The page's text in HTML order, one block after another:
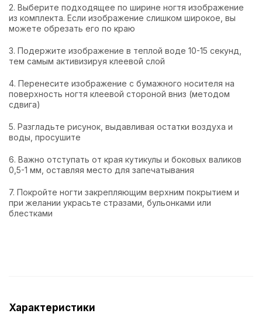
2. Выберите подходящее по ширине ногтя изображение
из комплекта. Если изображение слишком широкое, вы
можете обрезать его по краю
3. Подержите изображение в теплой воде 10-15 секунд,
тем самым активизируя клеевой слой
4. Перенесите изображение с бумажного носителя на
поверхность ногтя клеевой стороной вниз (методом
сдвига)
5. Разгладьте рисунок, выдавливая остатки воздуха и
воды, просушите
6. Важно отступать от края кутикулы и боковых валиков
0,5-1 мм, оставляя место для запечатывания
7. Покройте ногти закрепляющим верхним покрытием и
при желании украсьте стразами, бульонками или
блестками
Характеристики